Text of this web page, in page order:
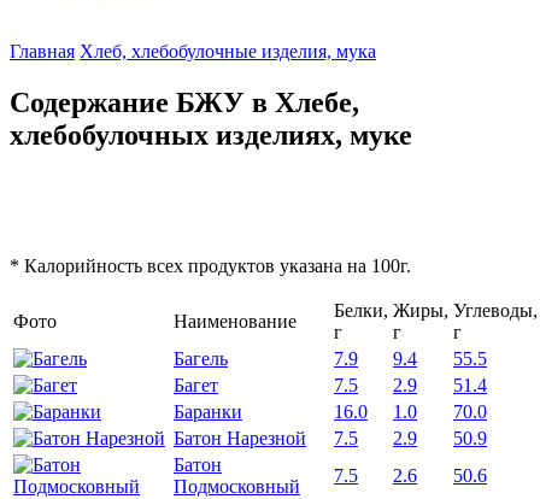
Главная Хлеб, хлебобулочные изделия, мука
Содержание БЖУ в Хлебе,
хлебобулочных изделиях, муке
* Калорийность всех продуктов указана на 100г.
Фото Наименование
Белки,
г
Жиры,
г
Углеводы,
г
Багель
7.9 9.4
55.5
Багет
7.5 2.9
51.4
Баранки
16.0 1.0
70.0
Батон Нарезной
7.5 2.9
50.9
Батон
Подмосковный
7.5 2.6
50.6